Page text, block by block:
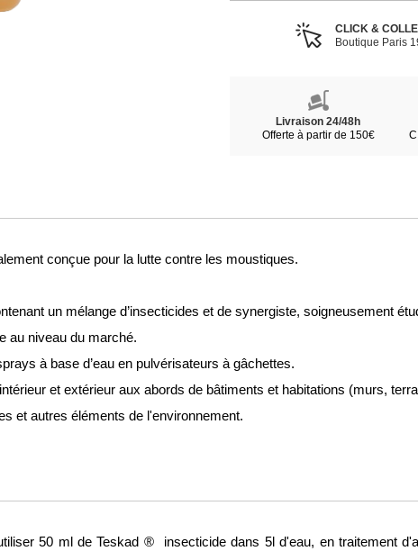
CLICK &
Boutique Paris
Livraison 24/48h
Offerte à partir de 150€
conçue pour la lutte contre les moustiques.
un mélange d’insecticides et de synergiste, soigneusement
au niveau du marché.
à base d’eau en pulvérisateurs à gâchettes.
et extérieur aux abords de bâtiments et habitations (murs,
et autres éléments de l'environnement.
50 ml de Teskad ®  insecticide dans 5l d'eau, en traitement